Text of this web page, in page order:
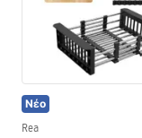
Νέο
Rea